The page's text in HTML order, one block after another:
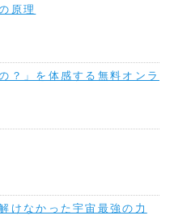
原理
？」を体感する無料オンラ
けなかった宇宙最強の力